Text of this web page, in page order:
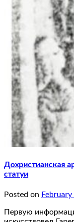
Дохристианская
статуи
Posted on
Первую